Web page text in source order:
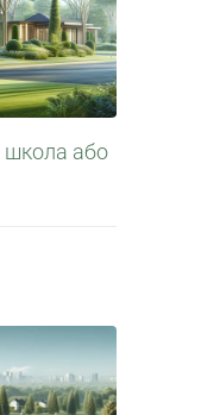
школа або